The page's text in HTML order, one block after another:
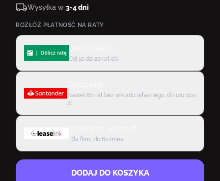
Wysyłka w 3-4 dni
ROZŁÓŻ PŁATNOŚĆ NA RATY
Od 10 do 20 rat 0%
Nawet 60 rat bez wkładu własnego, do 120 000
zł
Dla firm, do 60 mies.
DODAJ DO KOSZYKA